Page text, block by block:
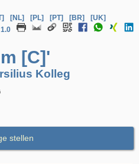
[NL] [PL] [PT] [BR]
[UK]
[C]'
Kolleg
stellen